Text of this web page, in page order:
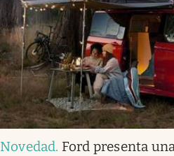
Novedad. Ford presenta